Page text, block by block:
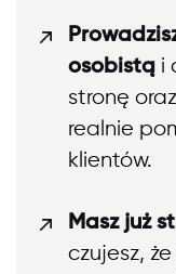
osobistą i
stronę
realnie
klientów.
Masz już
czujesz,